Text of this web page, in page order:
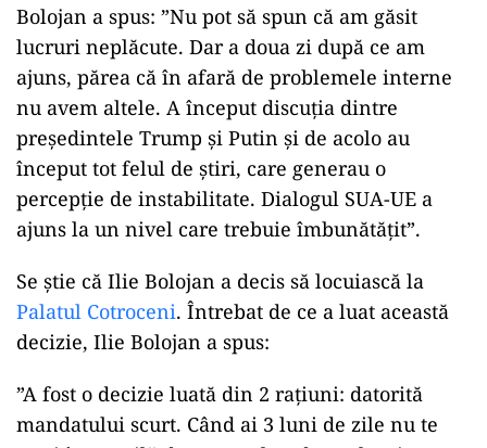
Bolojan a spus: ”Nu pot să spun că am găsit
lucruri neplăcute. Dar a doua zi după ce am
ajuns, părea că în afară de problemele interne
nu avem altele. A început discuția dintre
președintele Trump și Putin și de acolo au
început tot felul de știri, care generau o
percepție de instabilitate. Dialogul SUA-UE a
ajuns la un nivel care trebuie îmbunătățit”.
Se știe că Ilie Bolojan a decis să locuiască la
Palatul Cotroceni. Întrebat de ce a luat această
decizie, Ilie Bolojan a spus:
”A fost o decizie luată din 2 rațiuni: datorită
mandatului scurt. Când ai 3 luni de zile nu te